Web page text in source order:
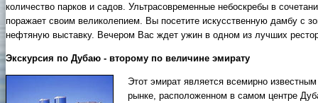
количество парков и садов. Ультрасовременные небоскребы в
поражает своим великолепием. Вы посетите искусственную дамбу с
нефтяную выставку. Вечером Вас ждет ужин в одном из лучших
Экскурсия по Дубаю - второму по величине эмирату
Этот эмират является всемирно
рынке, расположенном в самом центре